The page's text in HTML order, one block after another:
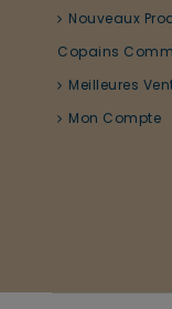
Nouveaux
Copains
Meilleures
Mon Compte